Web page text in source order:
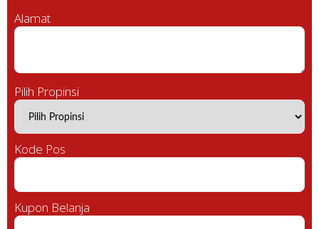
Alamat
Pilih Propinsi
Kode Pos
Kupon Belanja